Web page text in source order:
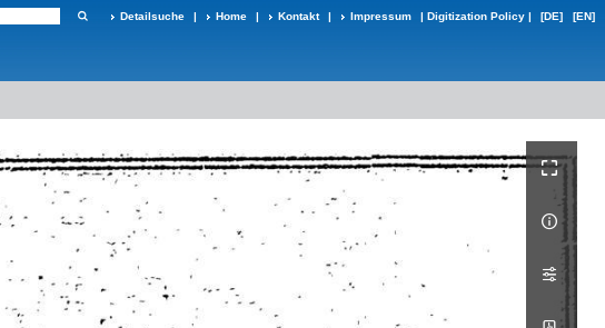
Detailsuche | Home | Kontakt | Impressum | Digitization Policy | [DE] [EN]